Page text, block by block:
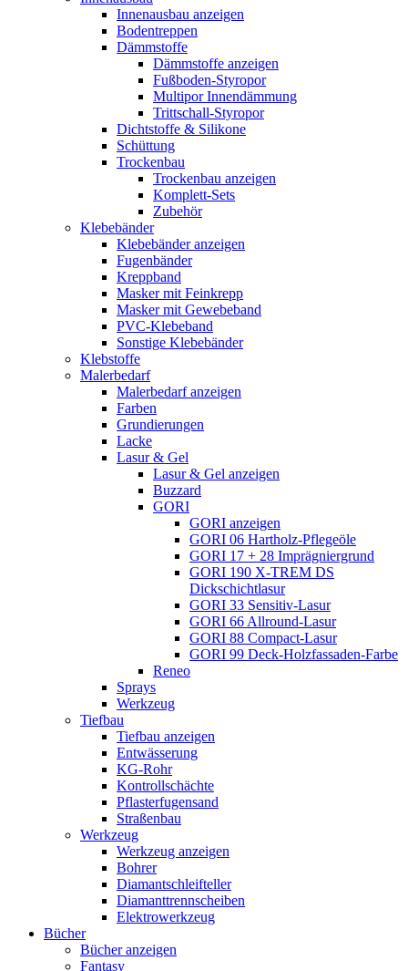
Innenausbau anzeigen
Bodentreppen
Dämmstoffe
Dämmstoffe anzeigen
Fußboden-Styropor
Multipor Innendämmung
Trittschall-Styropor
Dichtstoffe & Silikone
Schüttung
Trockenbau
Trockenbau anzeigen
Komplett-Sets
Zubehör
Klebebänder
Klebebänder anzeigen
Fugenbänder
Kreppband
Masker mit Feinkrepp
Masker mit Gewebeband
PVC-Klebeband
Sonstige Klebebänder
Klebstoffe
Malerbedarf
Malerbedarf anzeigen
Farben
Grundierungen
Lacke
Lasur & Gel
Lasur & Gel anzeigen
Buzzard
GORI
GORI anzeigen
GORI 06 Hartholz-Pflegeöle
GORI 17 + 28 Imprägniergrund
GORI 190 X-TREM DS
Dickschichtlasur
GORI 33 Sensitiv-Lasur
GORI 66 Allround-Lasur
GORI 88 Compact-Lasur
GORI 99 Deck-Holzfassaden-Farbe
Reneo
Sprays
Werkzeug
Tiefbau
Tiefbau anzeigen
Entwässerung
KG-Rohr
Kontrollschächte
Pflasterfugensand
Straßenbau
Werkzeug
Werkzeug anzeigen
Bohrer
Diamantschleifteller
Diamanttrennscheiben
Elektrowerkzeug
Bücher
Bücher anzeigen
Fantasy